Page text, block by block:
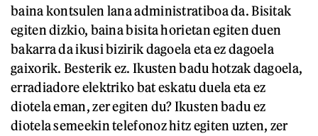
baina kontsulen lana administratiboa da. Bisitak
egiten dizkio, baina bisita horietan egiten duen
bakarra da ikusi bizirik dagoela eta ez dagoela
gaixorik. Besterik ez. Ikusten badu hotzak dagoela,
erradiadore elektriko bat eskatu duela eta ez
diotela eman, zer egiten du? Ikusten badu ez
diotela semeekin telefonoz hitz egiten uzten, zer